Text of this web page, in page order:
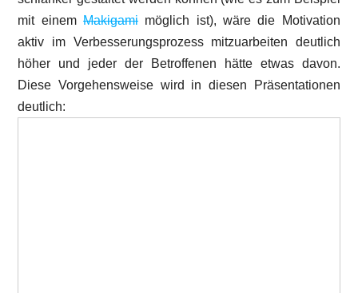
mit einemMakigami möglich ist), wäre die Motivation
aktiv im Verbesserungsprozess mitzuarbeiten deutlich
höher und jeder der Betroffenen hätte etwas davon.
Diese Vorgehensweise wird in diesen Präsentationen
deutlich: